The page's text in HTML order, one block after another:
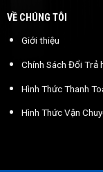
VỀ CHÚNG TÔI
Giới thiệu
Chính Sách Đổi Trả
Hình Thức Thanh
Hình Thức Vận